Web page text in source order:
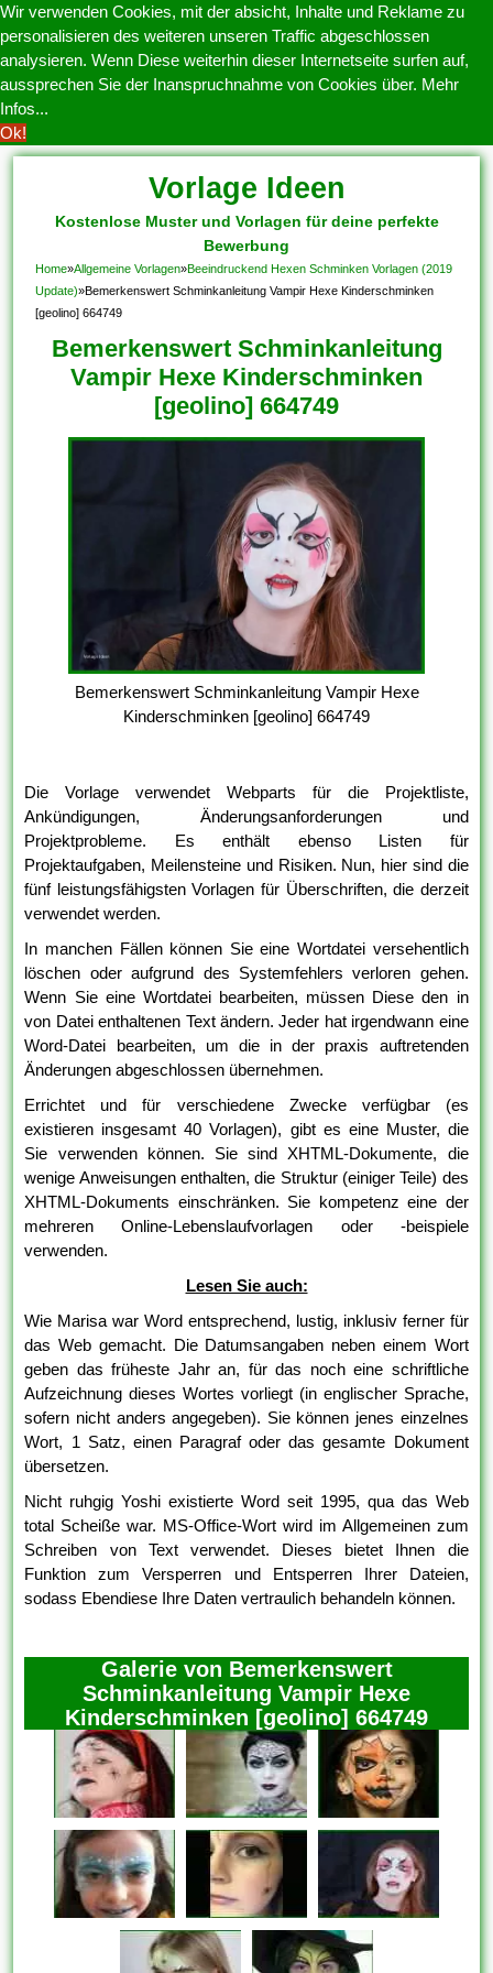
Wir verwenden Cookies, mit der absicht, Inhalte und Reklame zu
personalisieren des weiteren unseren Traffic abgeschlossen
analysieren. Wenn Diese weiterhin dieser Internetseite surfen auf,
aussprechen Sie der Inanspruchnahme von Cookies über. Mehr
Infos...
Ok!
Vorlage Ideen
Kostenlose Muster und Vorlagen für deine perfekte
Bewerbung
Home»Allgemeine Vorlagen»Beeindruckend Hexen Schminken Vorlagen (2019
Update)»Bemerkenswert Schminkanleitung Vampir Hexe Kinderschminken
[geolino] 664749
Bemerkenswert Schminkanleitung
Vampir Hexe Kinderschminken
[geolino] 664749
Bemerkenswert Schminkanleitung Vampir Hexe
Kinderschminken [geolino] 664749
Die Vorlage verwendet Webparts für die Projektliste,
Ankündigungen, Änderungsanforderungen und
Projektprobleme. Es enthält ebenso Listen für
Projektaufgaben, Meilensteine und Risiken. Nun, hier sind die
fünf leistungsfähigsten Vorlagen für Überschriften, die derzeit
verwendet werden.
In manchen Fällen können Sie eine Wortdatei versehentlich
löschen oder aufgrund des Systemfehlers verloren gehen.
Wenn Sie eine Wortdatei bearbeiten, müssen Diese den in
von Datei enthaltenen Text ändern. Jeder hat irgendwann eine
Word-Datei bearbeiten, um die in der praxis auftretenden
Änderungen abgeschlossen übernehmen.
Errichtet und für verschiedene Zwecke verfügbar (es
existieren insgesamt 40 Vorlagen), gibt es eine Muster, die
Sie verwenden können. Sie sind XHTML-Dokumente, die
wenige Anweisungen enthalten, die Struktur (einiger Teile) des
XHTML-Dokuments einschränken. Sie kompetenz eine der
mehreren Online-Lebenslaufvorlagen oder -beispiele
verwenden.
Lesen Sie auch:
Wie Marisa war Word entsprechend, lustig, inklusiv ferner für
das Web gemacht. Die Datumsangaben neben einem Wort
geben das früheste Jahr an, für das noch eine schriftliche
Aufzeichnung dieses Wortes vorliegt (in englischer Sprache,
sofern nicht anders angegeben). Sie können jenes einzelnes
Wort, 1 Satz, einen Paragraf oder das gesamte Dokument
übersetzen.
Nicht ruhgig Yoshi existierte Word seit 1995, qua das Web
total Scheiße war. MS-Office-Wort wird im Allgemeinen zum
Schreiben von Text verwendet. Dieses bietet Ihnen die
Funktion zum Versperren und Entsperren Ihrer Dateien,
sodass Ebendiese Ihre Daten vertraulich behandeln können.
Galerie von Bemerkenswert
Schminkanleitung Vampir Hexe
Kinderschminken [geolino] 664749